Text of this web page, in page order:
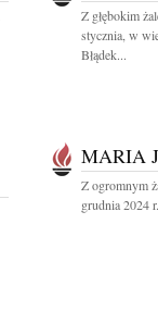
Z głębokim
stycznia, w
Błądek...
MARIA
Z ogromnym
grudnia 2024